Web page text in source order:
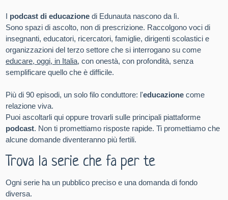
I podcast di educazionedi Edunauta nascono da lì.
Sono spazi di ascolto, non di prescrizione. Raccolgono voci di
insegnanti, educatori, ricercatori, famiglie, dirigenti scolastici e
organizzazioni del terzo settore che si interrogano su come
educare, oggi, in Italia, con onestà, con profondità, senza
semplificare quello che è difficile.
Più di 90 episodi, un solo filo conduttore: l'educazione come
relazione viva.
Puoi ascoltarli qui oppure trovarli sulle principali piattaforme
podcast. Non ti promettiamo risposte rapide. Ti promettiamo che
alcune domande diventeranno più fertili.
Trova la serie che fa per te
Ogni serie ha un pubblico preciso e una domanda di fondo
diversa.